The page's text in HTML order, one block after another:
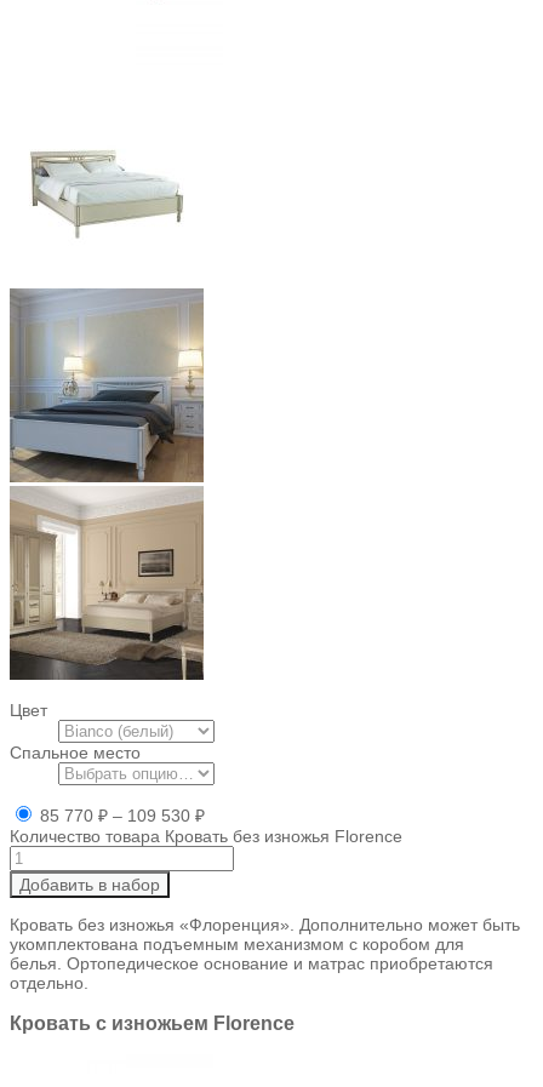
Цвет
Спальное место
85 770 ₽ – 109 530 ₽
Количество товара Кровать без изножья Florence
Добавить в набор
Кровать без изножья «Флоренция». Дополнительно может быть
укомплектована подъемным механизмом с коробом для
белья. Ортопедическое основание и матрас приобретаются
отдельно.
Кровать с изножьем Florence